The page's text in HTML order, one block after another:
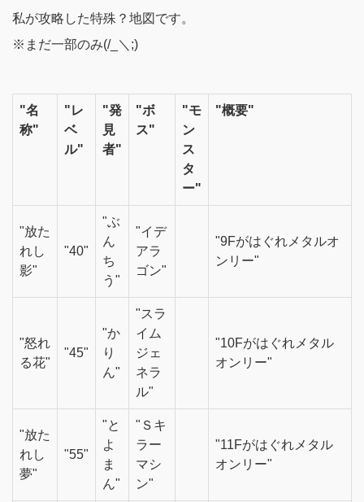
私が攻略した特殊？地図です。
※まだ一部のみ(/_＼;)
"名
称"
"レ
ベ
ル"
"発
見
者"
"ボ
ス"
"モ
ン
ス
タ
ー"
"概要"
"放た
れし
影"
"40"
"ぶ
ん
ち
う"
"イデ
アラ
ゴン"
"9Fがはぐれメタルオ
ンリー"
"怒れ
る花"
"45"
"か
り
ん"
"スラ
イム
ジェ
ネラ
ル"
"10Fがはぐれメタル
オンリー"
"放た
れし
夢"
"55"
"と
よ
ま
ん"
"Ｓキ
ラー
マシ
ン"
"11Fがはぐれメタル
オンリー"